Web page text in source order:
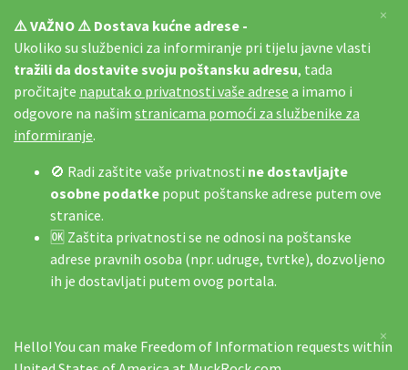
⚠️ VAŽNO ⚠️ Dostava kućne adrese -
Ukoliko su službenici za informiranje pri tijelu javne vlasti
tražili da dostavite svoju poštansku adresu, tada
pročitajte naputak o privatnosti vaše adrese a imamo i
odgovore na našim stranicama pomoći za službenike za
informiranje.
🚫 Radi zaštite vaše privatnosti ne dostavljajte
osobne podatke poput poštanske adrese putem ove
stranice.
🆗 Zaštita privatnosti se ne odnosi na poštanske
adrese pravnih osoba (npr. udruge, tvrtke), dozvoljeno
ih je dostavljati putem ovog portala.
×
Hello! You can make Freedom of Information requests within
×